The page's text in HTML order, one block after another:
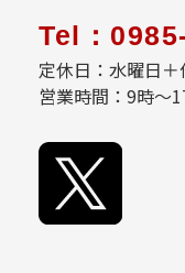
Tel：
定休日：水曜日
営業時間：9時～